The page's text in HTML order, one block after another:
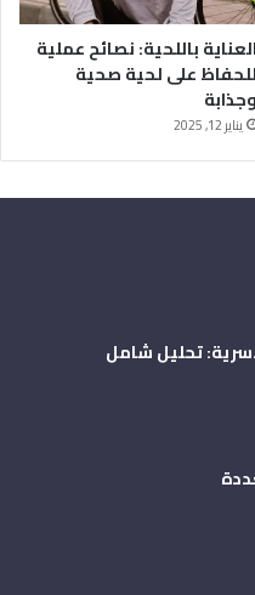
العناية باللحية: نصائح عملية
للحفاظ على لحية صحية
وجذابة
يناير 12, 2025
تحليل شامل